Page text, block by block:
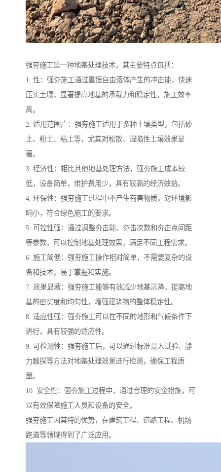
强夯施工是一种地基处理技术，其主要特点包括：
1. 性：强夯施工通过重锤自由落体产生的冲击能，快速
压实土壤，显著提高地基的承载力和稳定性，施工效率
高。
2. 适用范围广：强夯施工适用于多种土壤类型，包括砂
土、粉土、粘土等，尤其对松散、湿陷性土壤效果显
著。
3. 经济性：相比其他地基处理方法，强夯施工成本较
低，设备简单，维护费用少，具有较高的经济效益。
4. 环保性：强夯施工过程中不产生有害物质，对环境影
响小，符合绿色施工的要求。
5. 可控性强：通过调整夯击能、夯击次数和夯击点间距
等参数，可以控制地基处理效果，满足不同工程需求。
6. 施工简便：强夯施工操作相对简单，不需要复杂的设
备和技术，易于掌握和实施。
7. 效果显著：强夯施工能够有效减少地基沉降，提高地
基的密实度和均匀性，增强建筑物的整体稳定性。
8. 适应性强：强夯施工可以在不同的地形和气候条件下
进行，具有较强的适应性。
9. 可检测性：强夯施工后，可以通过标准贯入试验、静
力触探等方法对地基处理效果进行检测，确保工程质
量。
10. 安全性：强夯施工过程中，通过合理的安全措施，可
以有效保障施工人员和设备的安全。
强夯施工因其特的优势，在建筑工程、道路工程、机场
跑道等领域得到了广泛应用。